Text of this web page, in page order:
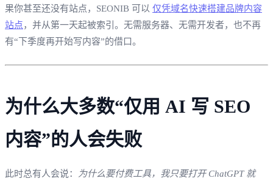
果你甚至还没有站点，SEONIB 可以 仅凭域名快速搭建品牌内容
站点，并从第一天起被索引。无需服务器、无需开发者，也不再
有“下季度再开始写内容”的借口。
为什么大多数“仅用 AI 写 SEO
内容”的人会失败
此时总有人会说：
为什么要付费工具，我只要打开 ChatGPT 就